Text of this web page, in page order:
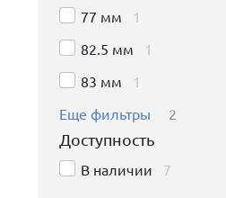
77 мм
1
82.5 мм
1
83 мм
1
Еще фильтры
2
Доступность
В наличии 7